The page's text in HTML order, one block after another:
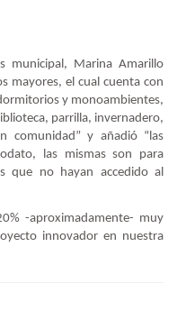
municipal, Marina Amarillo
mayores, el cual cuenta con
y monoambientes,
parrilla, invernadero,
comunidad” y añadió “las
las mismas son para
que no hayan accedido al
-aproximadamente- muy
innovador en nuestra